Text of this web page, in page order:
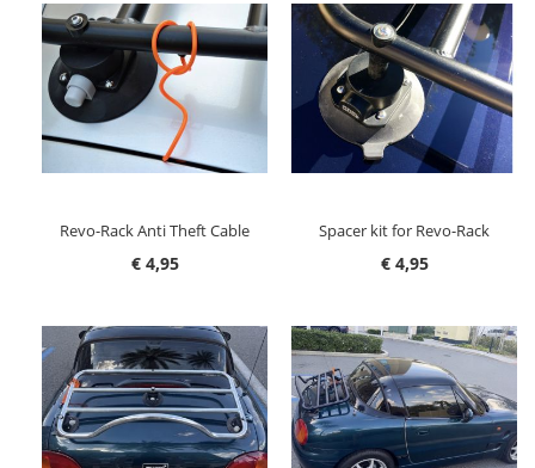
Revo-Rack Anti Theft Cable
€ 4,95
Spacer kit for Revo-Rack
€ 4,95